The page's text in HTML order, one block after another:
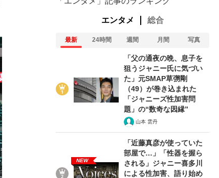
エンタメ 総合
最新 24時間 週間 月間 写真
「父の通夜の晩、息子を
狙うジャニー氏に気づい
た」元SMAP草彅剛
（49）が巻き込まれた
「ジャニーズ性加害問
題」の“数奇な因縁”
山本 雲丹
NEW
「近藤真彦が使っていた
部屋で…」「性器を握ら
される」ジャニー喜多川
による性加害、語り始め